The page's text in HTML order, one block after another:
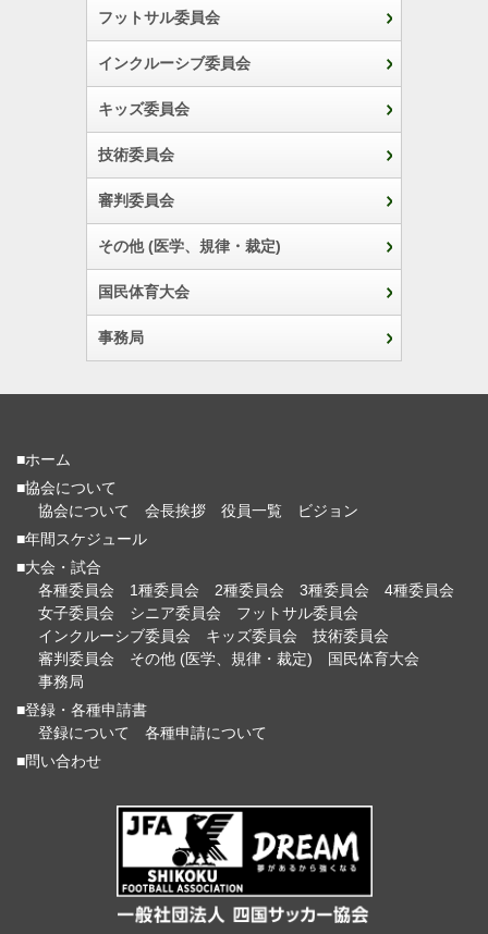
2018年06月10日
2018_日本スポーツマスターズ2018 (サッカー競技)
大会要項 大会結果
2018年06月23日
2018_第69回四国地区大学総合体育大会(サッカー競技)【四国
インカレ】女子【未開催】
大会要項 大会結果
2018年06月23日
2018_第69回四国地区大学総合体育大会(サッカー競技)【四国
2018年06月30日
2018_四国大学サッカートーナメント 兼 第42回 総理大臣杯 全
日本大学サッカートーナメント
大会要項 大会結果
大会結果(四国大学連盟_ＨＰ)
2018年07月07日
2018_第55回四国地区高等専門学校体育大会(サッカー競技)兼
大会結果
フットサル委員会
インクルーシブ委員会
キッズ委員会
技術委員会
審判委員会
その他 (医学、規律・裁定)
国民体育大会
事務局
■ホーム
■協会について
協会について
会長挨拶 役員一覧
ビジョン
■年間スケジュール
■大会・試合
各種委員会
1種委員会 2種委員会 3種委員会
4種委員会
女子委員会
シニア委員会
フットサル委員会
インクルーシブ委員会
キッズ委員会
技術委員会
審判委員会
その他 (医学、規律・裁定)
国民体育大会
事務局
■登録・各種申請書
登録について
各種申請について
■問い合わせ